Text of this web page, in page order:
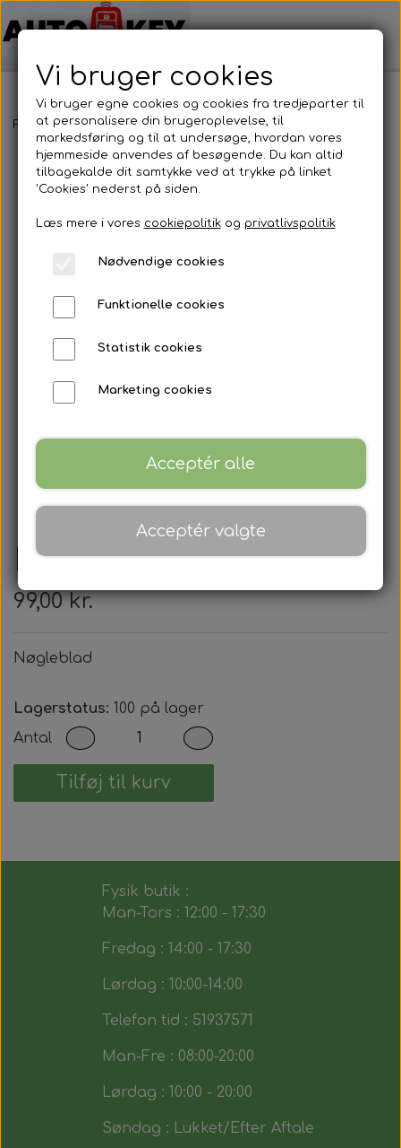
Forside Bilnøgler Fiat Nøgleblad Nøgleblad
Nøgleblad
99,00 kr.
Nøgleblad
Lagerstatus: 100 på lager
Antal
Tilføj til kurv
Fysik butik :
Man-Tors : 12:00 - 17:30
Fredag : 14:00 - 17:30
Lørdag : 10:00-14:00
Telefon tid : 51937571
Man-Fre : 08:00-20:00
Lørdag : 10:00 - 20:00
Søndag : Lukket/Efter Aftale
Vi bruger cookies
Vi bruger egne cookies og cookies fra tredjeparter til
at personalisere din brugeroplevelse, til
markedsføring og til at undersøge, hvordan vores
hjemmeside anvendes af besøgende. Du kan altid
tilbagekalde dit samtykke ved at trykke på linket
'Cookies' nederst på siden.
Læs mere i vores cookiepolitikog privatlivspolitik
Nødvendige cookies
Funktionelle cookies
Statistik cookies
Marketing cookies
Acceptér alle
Acceptér valgte